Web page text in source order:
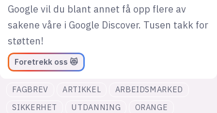
Google vil du blant annet få opp flere av
sakene våre i Google Discover. Tusen takk for
støtten!
Foretrekk oss 😻
FAGBREV ARTIKKEL
ARBEIDSMARKED
SIKKERHET
UTDANNING
ORANGE